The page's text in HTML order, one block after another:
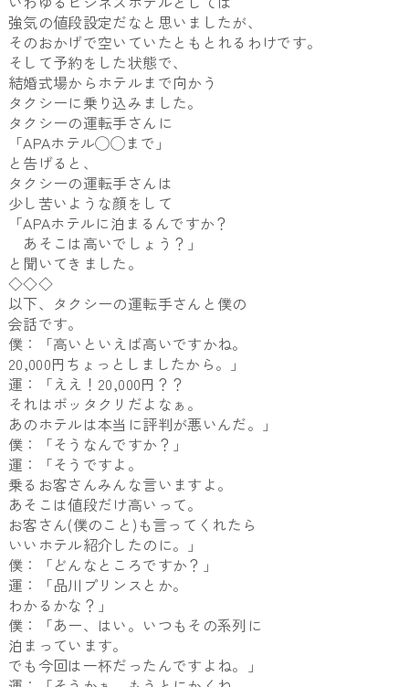
強気の値段設定だなと思いましたが、
そのおかげで空いていたともとれるわけです。
そして予約をした状態で、
結婚式場からホテルまで向かう
タクシーに乗り込みました。
タクシーの運転手さんに
「APAホテル◯◯まで」
と告げると、
タクシーの運転手さんは
少し苦いような顔をして
「APAホテルに泊まるんですか？
あそこは高いでしょう？」
と聞いてきました。
◇◇◇
以下、タクシーの運転手さんと僕の
会話です。
僕：「高いといえば高いですかね。
20,000円ちょっとしましたから。」
運：「ええ！20,000円？？
それはボッタクリだよなぁ。
あのホテルは本当に評判が悪いんだ。」
僕：「そうなんですか？」
運：「そうですよ。
乗るお客さんみんな言いますよ。
あそこは値段だけ高いって。
お客さん(僕のこと)も言ってくれたら
いいホテル紹介したのに。」
僕：「どんなところですか？」
運：「品川プリンスとか。
わかるかな？」
僕：「あー、はい。いつもその系列に
泊まっています。
でも今回は一杯だったんですよね。」